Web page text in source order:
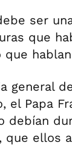
ser
que
general
el Papa
debían
que ellos